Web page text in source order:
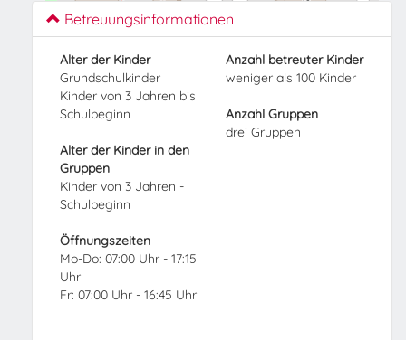
Betreuungsinformationen
Alter der Kinder
Grundschulkinder
Kinder von 3 Jahren bis
Schulbeginn
Alter der Kinder in den
Gruppen
Kinder von 3 Jahren -
Schulbeginn
Anzahl betreuter Kinder
weniger als 100 Kinder
Anzahl Gruppen
drei Gruppen
Öffnungszeiten
Mo-Do: 07:00 Uhr - 17:15
Uhr
Fr: 07:00 Uhr - 16:45 Uhr